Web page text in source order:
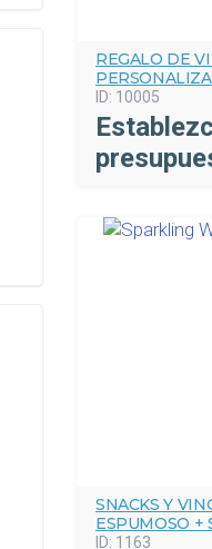
REGALO DE
ID: 10005
SNACKS Y
ESPUMOSO +
ID: 1163